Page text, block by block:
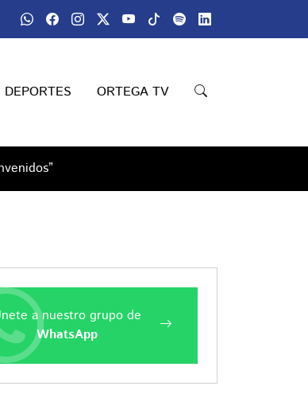
DEPORTES ORTEGA TV
a nuestro grupo de
WhatsApp